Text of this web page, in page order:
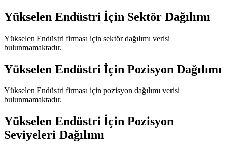
Yükselen Endüstri İçin Sektör Dağılımı
Yükselen Endüstri firması için sektör dağılımı verisi
bulunmamaktadır.
Yükselen Endüstri İçin Pozisyon Dağılımı
Yükselen Endüstri firması için pozisyon dağılımı verisi
bulunmamaktadır.
Yükselen Endüstri İçin Pozisyon
Seviyeleri Dağılımı